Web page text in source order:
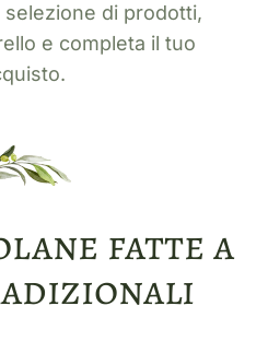
selezione di prodotti,
e completa il tuo
fatte a